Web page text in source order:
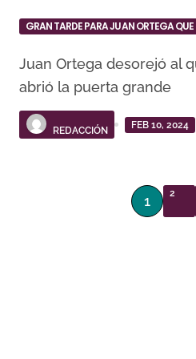
GRAN TARDE PARA JUAN ORTEGA
Juan Ortega desorejó al quinto de la tarde y
abrió la puerta grande
REDACCIÓN
FEB 10, 2024
P1 2